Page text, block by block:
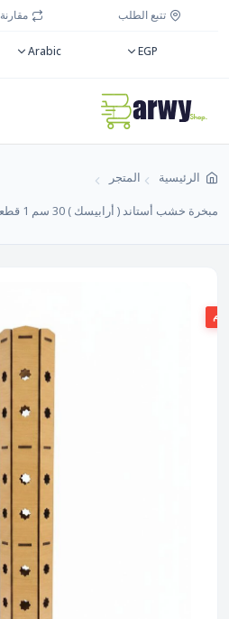
تتبع الطلب مقارنة
EGP
Arabic
الرئيسية المتجر
مبخرة خشب أستاند ( أرابيسك ) 30 سم 1 قطعة ألوان متعددة صنع فى مصر